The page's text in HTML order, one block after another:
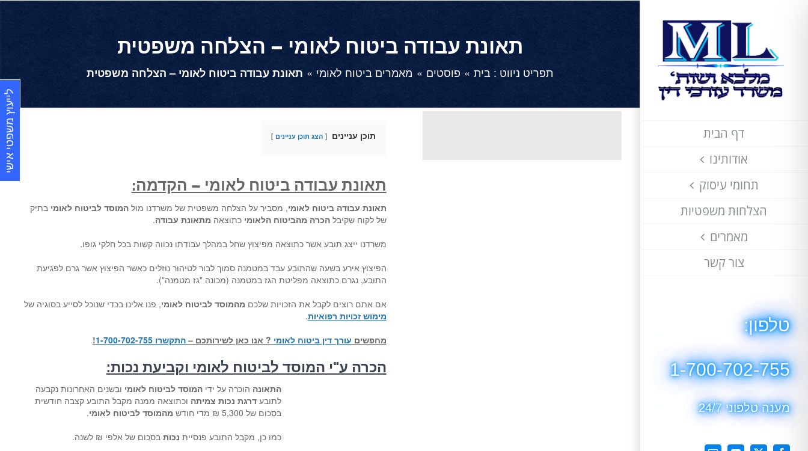
דף הבית
אודותינו
תחומי עיסוק
הצלחות משפטיות
מאמרים
צור קשר
טלפון:
1-700-702-755
מענה טלפוני 24/7
תאונת עבודה ביטוח לאומי – הצלחה משפטית
תפריט ניווט : בית פוסטים מאמרים ביטוח לאומי תאונת עבודה ביטוח לאומי – הצלחה משפטית
תוכן עניינים הצג תוכן עניינים
תאונת עבודה ביטוח לאומי – הקדמה:
תאונת עבודה ביטוח לאומי, מסביר על הצלחה משפטית של משרדנו מולהמוסד לביטוח לאומי בתיק
של לקוח שקיבלהכרה מהביטוח הלאומי כתוצאה מתאונת עבודה.
משרדנו ייצג תובע אשר כתוצאה מפיצוץ שחל במהלך עבודתו נכווה קשות בכל חלקי גופו.
הפיצוץ אירע בשעה שהתובע עבד במטמנה סמוך לבור לטיהור נוזלים כאשר הפיצוץ אשר גרם לפגיעת
התובע, נגרם כתוצאה מפליטת הגז במטמנה (מכונה "גז מטמנה").
אם אתם רוצים לקבל את הזכויות שלכם מהמוסד לביטוח לאומי, פנו אלינו בכדי שנוכל לסייע בסוגיה של
מימוש זכויות רפואיות.
מחפשים עורך דין ביטוח לאומי ? אנו כאן לשירותכם –התקשרו 1-700-702-755 !
הכרה ע"י המוסד לביטוח לאומי וקביעת נכות:
התאונה הוכרה על ידיהמוסד לביטוח לאומי ובשנים האחרונות נקבעה
לתובעדרגת נכות צמיתה וכתוצאה ממנה מקבל התובע קצבה חודשית
בסכום של 5,300 ₪ מדי חודש
מהמוסד לביטוח לאומי.
כמו כן, מקבל התובע פנסיית נכות בסכום של אלפי ₪ לשנה.
לייעוץ משפטי אישי